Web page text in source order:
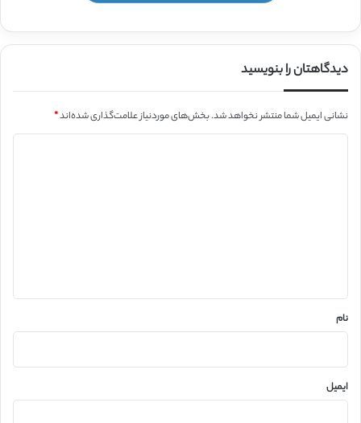
دیدگاهتان را بنویسید
نشانی ایمیل شما منتشر نخواهد شد.بخش‌های موردنیاز علامت‌گذاری شده‌اند*
نام
ایمیل